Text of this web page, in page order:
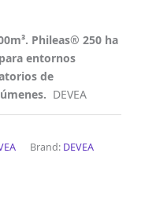
Phileas® 250 ha
entornos
de
DEVEA
Brand: DEVEA